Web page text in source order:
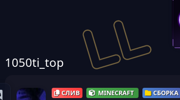
1050ti_top
СЛИВ MINECRAFT СБОРКА